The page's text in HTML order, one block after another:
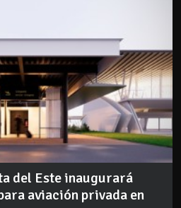
del Este inaugurará
aviación privada en